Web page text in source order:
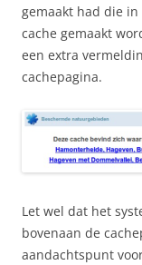
gemaakt had die
cache gemaakt
een extra
cachepagina.
Let wel dat het
bovenaan de
aandachtspunt